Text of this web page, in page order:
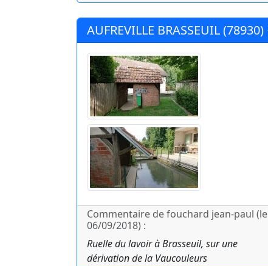
AUFREVILLE BRASSEUIL (78930)
Commentaire de fouchard jean-paul (le
06/09/2018) :
Ruelle du lavoir à Brasseuil, sur une
dérivation de la Vaucouleurs